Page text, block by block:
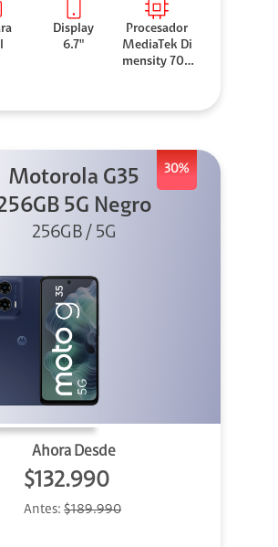
Display
6.7"
Procesador
MediaTek Di
mensity 706
30%
Motorola G35
5G Negro
256GB / 5G
Ahora Desde
$132.990
Antes: $189.990